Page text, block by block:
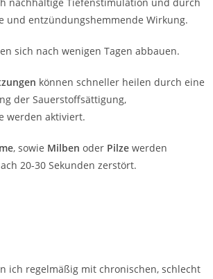
und entzündungshemmende Wirkung.
sich nach wenigen Tagen abbauen.
können schneller heilen durch eine
der Sauerstoffsättigung,
werden aktiviert.
, sowie Milben oder Pilze werden
20-30 Sekunden zerstört.
ich regelmäßig mit chronischen, schlecht